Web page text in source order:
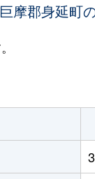
摩郡身延町